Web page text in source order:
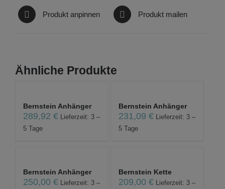
Produkt anpinnen Produkt mailen
Ähnliche Produkte
Bernstein Anhänger
289,92 €
Lieferzeit: 3 –
5 Tage
Bernstein Anhänger
231,09€
Lieferzeit: 3 –
5 Tage
Bernstein Anhänger
250,00 €
Lieferzeit: 3 –
Bernstein Kette
209,00€
Lieferzeit: 3 –